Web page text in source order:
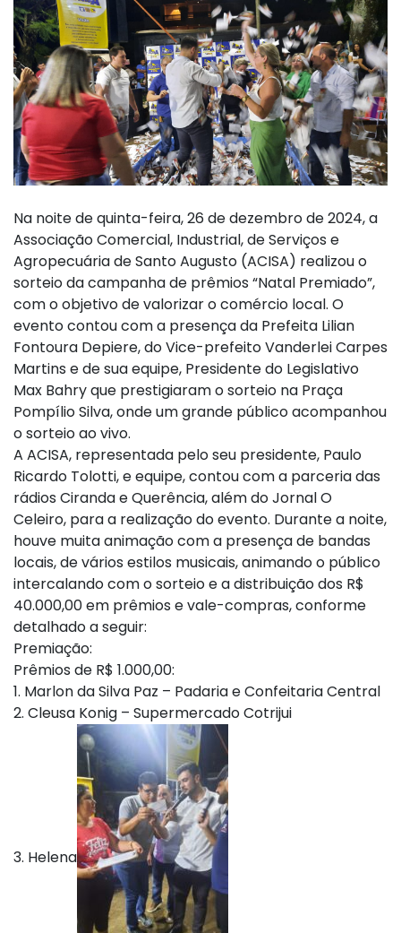
Na noite de quinta-feira, 26 de dezembro de 2024, a
Associação Comercial, Industrial, de Serviços e
Agropecuária de Santo Augusto (ACISA) realizou o
sorteio da campanha de prêmios “Natal Premiado”,
com o objetivo de valorizar o comércio local. O
evento contou com a presença da Prefeita Lilian
Fontoura Depiere, do Vice-prefeito Vanderlei Carpes
Martins e de sua equipe, Presidente do Legislativo
Max Bahry que prestigiaram o sorteio na Praça
Pompílio Silva, onde um grande público acompanhou
o sorteio ao vivo.
A ACISA, representada pelo seu presidente, Paulo
Ricardo Tolotti, e equipe, contou com a parceria das
rádios Ciranda e Querência, além do Jornal O
Celeiro, para a realização do evento. Durante a noite,
houve muita animação com a presença de bandas
locais, de vários estilos musicais, animando o público
intercalando com o sorteio e a distribuição dos R$
40.000,00 em prêmios e vale-compras, conforme
detalhado a seguir:
Premiação:
Prêmios de R$ 1.000,00:
1. Marlon da Silva Paz – Padaria e Confeitaria Central
2. Cleusa Konig – Supermercado Cotrijui
3. Helena